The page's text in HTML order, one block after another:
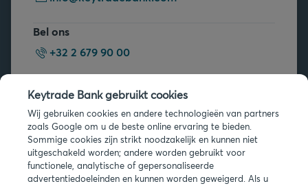
Bel ons
+32 2 679 90 00
Veelgestelde vragen
Keytrade Bank gebruikt cookies
Wij gebruiken cookies en andere technologieën van partners
zoals Google om u de beste online ervaring te bieden.
Sommige cookies zijn strikt noodzakelijk en kunnen niet
uitgeschakeld worden; andere worden gebruikt voor
functionele, analytische of gepersonaliseerde
advertentiedoeleinden en kunnen worden geweigerd. Als u